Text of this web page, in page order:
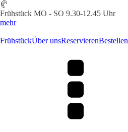
🥐
Frühstück MO - SO 9.30-12.45 Uhr
mehr
FrühstückÜber unsReservierenBestellen